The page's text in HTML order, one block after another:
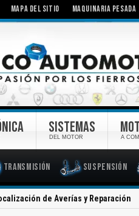
MAPA DEL SITIO MAQUINARIA PESADA
Transmisión Suspensión
SISTEMAS
DEL MOTOR A
de Averías y Reparación